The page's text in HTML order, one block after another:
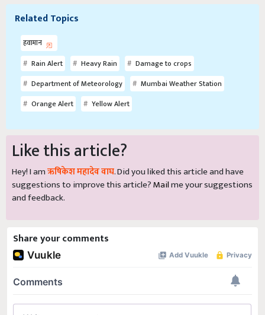
Related Topics
हवामान
Rain Alert
Heavy Rain
Damage to crops
Department of Meteorology
Mumbai Weather Station
Orange Alert
Yellow Alert
Like this article?
Hey! I amऋषिकेश महादेव वाघ. Did you liked this article and have
suggestions to improve this article?Mailme your suggestions
and feedback.
Share your comments